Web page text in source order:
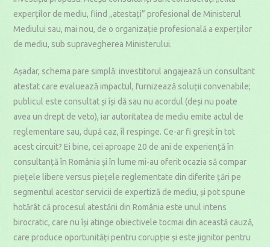
experților de mediu, fiind „atestați” profesional de Ministerul
Mediului sau, mai nou, de o organizație profesională a experților
de mediu, sub supravegherea Ministerului.
Așadar, schema pare simplă: investitorul angajează un consultant
atestat care evaluează impactul, furnizează soluții convenabile;
publicul este consultat și își dă sau nu acordul (deși nu poate
avea un drept de veto), iar autoritatea de mediu emite actul de
reglementare sau, după caz, îl respinge. Ce-ar fi greșit în tot
acest circuit? Ei bine, cei aproape 20 de ani de experiență în
consultanță în România și în lume mi-au oferit ocazia să compar
piețele libere versus piețele reglementate din diferite țări pe
segmentul acestor servicii de expertiză de mediu, și pot spune
hotărât că procesul atestării din România este unul intens
birocratic, care nu își atinge obiectivele tocmai din această cauză,
care produce oportunități pentru corupție și este jignitor pentru